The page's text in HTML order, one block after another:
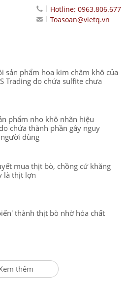
Hotline: 0963.806.677
Toasoan@vietq.vn
sản phẩm hoa kim châm khô của
Trading do chứa sulfite chưa
phẩm nho khô nhãn hiệu
chứa thành phần gây nguy
dùng
mua thịt bò, chồng cứ khăng
là thịt lợn
thành thịt bò nhờ hóa chất
thêm